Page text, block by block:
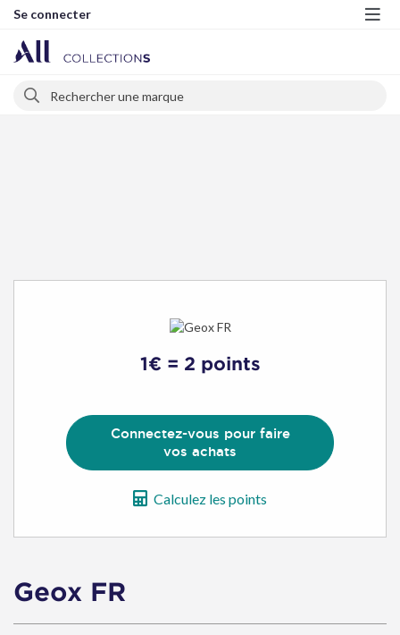
Se connecter
Rechercher
1€ = 2 points
Connectez-vous pour faire
vos achats
Calculez les points
Geox FR